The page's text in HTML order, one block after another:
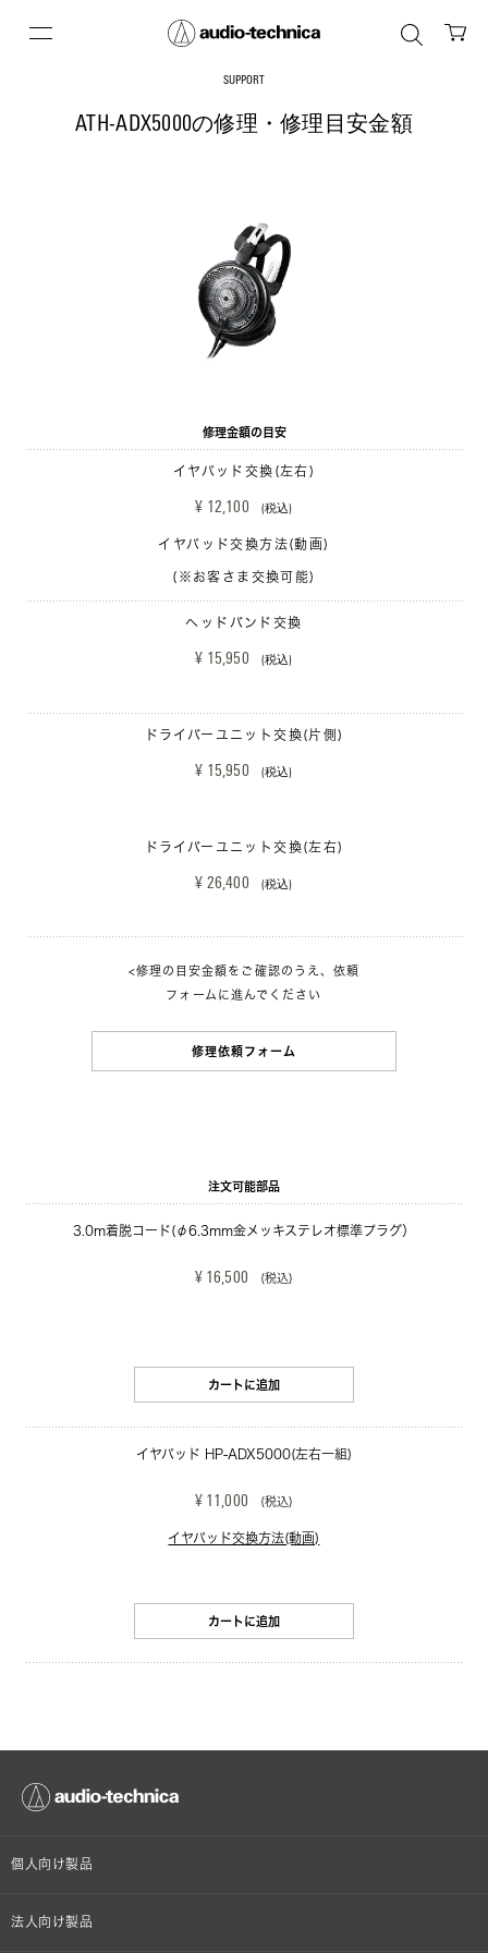
SUPPORT
ATH-ADX5000の修理・修理目安金額
修理金額の目安
イヤパッド交換(左右)
¥ 12,100 (税込)
イヤパッド交換方法(動画)
(※お客さま交換可能)
ヘッドバンド交換
¥ 15,950 (税込)
ドライバーユニット交換(片側)
¥ 15,950 (税込)
ドライバーユニット交換(左右)
¥ 26,400 (税込)
<修理の目安金額をご確認のうえ、依頼
フォームに進んでください
修理依頼フォーム
注文可能部品
3.0m着脱コード(φ6.3mm金メッキステレオ標準プラグ）
¥ 16,500 (税込)
カートに追加
イヤパッド HP-ADX5000(左右一組)
¥ 11,000 (税込)
イヤパッド交換方法(動画)
カートに追加
個人向け製品
オンラインストア限定
法人向け製品